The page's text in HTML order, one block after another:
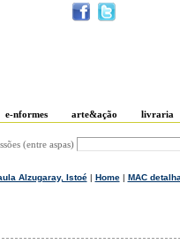
e-nformes arte&ação livraria
(entre aspas)
Alzugaray, Istoé| Home| MAC